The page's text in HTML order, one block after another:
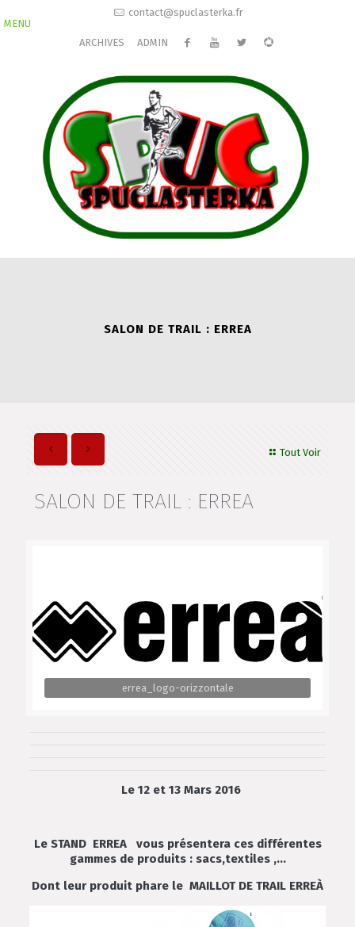
contact@spuclasterka.fr
ARCHIVES ADMIN
MENU
SALON DE TRAIL : ERREA
Tout Voir
SALON DE TRAIL : ERREA
errea_logo-orizzontale
Le 12 et 13 Mars 2016
Le STAND ERREA vous présentera ces différentes
gammes de produits : sacs,textiles ,…
Dont leur produit phare le MAILLOT DE TRAIL ERREÀ